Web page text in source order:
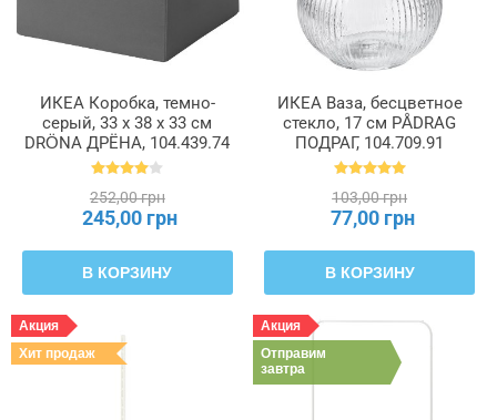
ИКЕА Коробка, темно-
серый, 33 x 38 x 33 см
DRÖNA ДРЁНА, 104.439.74
252,00 грн
245,00 грн
В КОРЗИНУ
ИКЕА Ваза, бесцветное
стекло, 17 см PÅDRAG
ПОДРАГ, 104.709.91
103,00 грн
77,00 грн
В КОРЗИНУ
Акция
Хит продаж
Акция
Отправим
завтра